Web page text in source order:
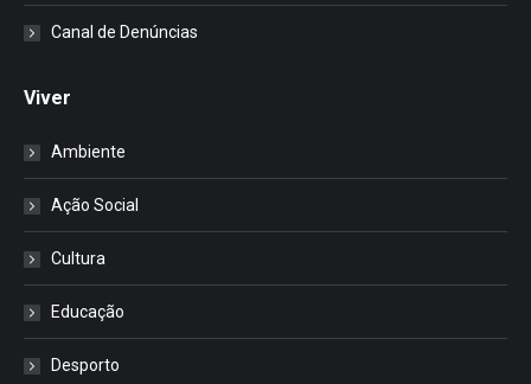
Canal de Denúncias
Viver
Ambiente
Ação Social
Cultura
Educação
Desporto